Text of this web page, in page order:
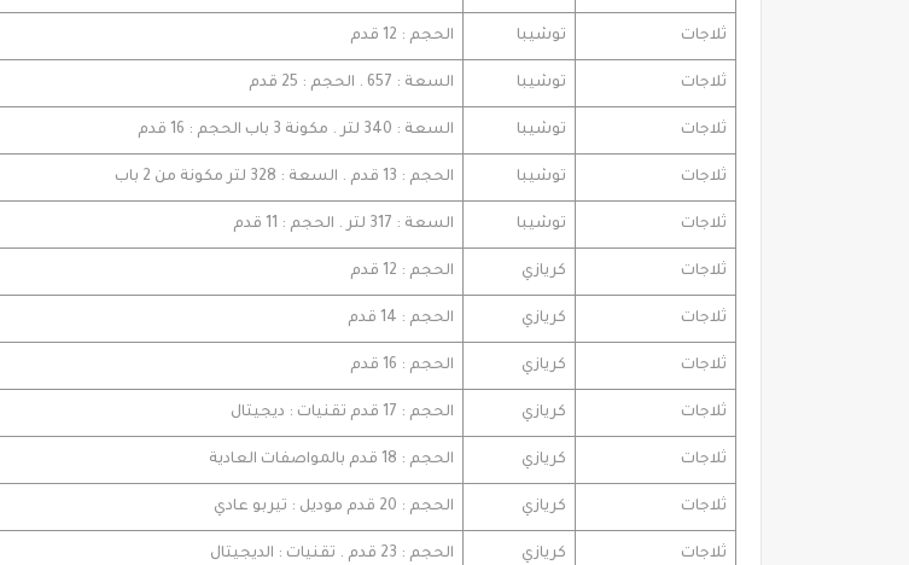
ثلاجات توشيبا الحجم : 12 قدم
ثلاجات توشيبا السعة : 657 . الحجم : 25 قدم
ثلاجات توشيبا السعة : 340 لتر . مكونة 3 باب الحجم : 16 قدم
ثلاجات توشيبا الحجم : 13 قدم . السعة : 328 لتر مكونة من 2 باب
ثلاجات توشيبا السعة : 317 لتر . الحجم : 11 قدم
ثلاجات كريازي الحجم : 12 قدم
ثلاجات كريازي الحجم : 14 قدم
ثلاجات كريازي الحجم : 16 قدم
ثلاجات كريازي الحجم : 17 قدم تقنيات : ديجيتال
ثلاجات كريازي الحجم : 18 قدم بالمواصفات العادية
ثلاجات كريازي الحجم : 20 قدم موديل : تيربو عادي
ثلاجات كريازي الحجم : 23 قدم . تقنيات : الديجيتال